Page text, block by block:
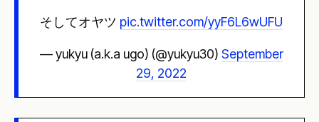
そしてオヤツ pic.twitter.com/yyF6L6wUFU
— yukyu (a.k.a ugo) (@yukyu30) September
29, 2022